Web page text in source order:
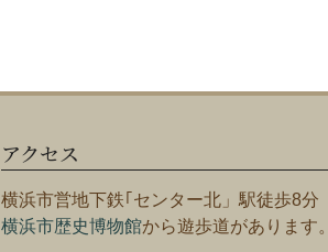
アクセス
横浜市営地下鉄｢センター北」駅徒歩8分
横浜市歴史博物館から遊歩道があります。